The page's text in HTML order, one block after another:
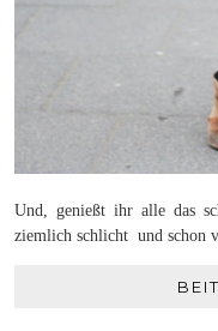
Und, genießt ihr alle das
ziemlich schlicht und schon